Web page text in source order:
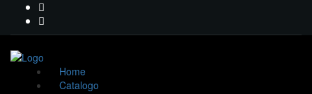
Home
Catalogo